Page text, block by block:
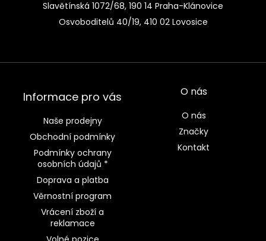
Slavětínská 1072/68, 190 14 Praha-Klánovice
Osvoboditelů 40/19, 410 02 Lovosice
Informace pro vás
Naše prodejny
Obchodní podmínky
Podmínky ochrany
osobních údajů *
Doprava a platba
Věrnostní program
Vrácení zboží a
reklamace
O nás
O nás
Značky
Kontakt